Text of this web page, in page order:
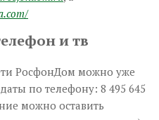
и тв
РосфонДом можно уже
по телефону: 8 495 645
можно оставить